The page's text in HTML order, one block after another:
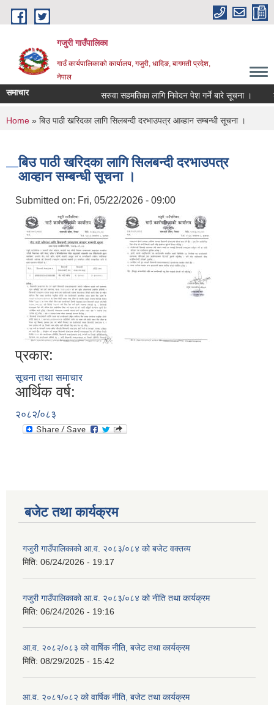
Skip to main content
गजुरी गाउँपालिका
गाउँ कार्यपालिकाको कार्यालय, गजुरी, धादिङ, बागमती प्रदेश,
नेपाल
समाचार सरुवा सहमतिका लागि निवेदन पेश गर्ने बारे सूचना ।
You are here
Home » बिउ पाठी खरिदका लागि सिलबन्दी दरभाउपत्र आव्हान सम्बन्धी सूचना ।
बिउ पाठी खरिदका लागि सिलबन्दी दरभाउपत्र
आव्हान सम्बन्धी सूचना ।
Submitted on: Fri, 05/22/2026 - 09:00
प्रकार:
सूचना तथा समाचार
आर्थिक वर्ष:
२०८२/०८३
बजेट तथा कार्यक्रम
गजुरी गाउँपालिकाको आ.व. २०८३/०८४ को बजेट वक्तव्य
मिति: 06/24/2026 - 19:17
गजुरी गाउँपालिकाको आ.व. २०८३/०८४ को नीति तथा कार्यक्रम
मिति: 06/24/2026 - 19:16
आ.व. २०८२/०८३ को वार्षिक नीति, बजेट तथा कार्यक्रम
मिति: 08/29/2025 - 15:42
आ.व. २०८१/०८२ को वार्षिक नीति, बजेट तथा कार्यक्रम